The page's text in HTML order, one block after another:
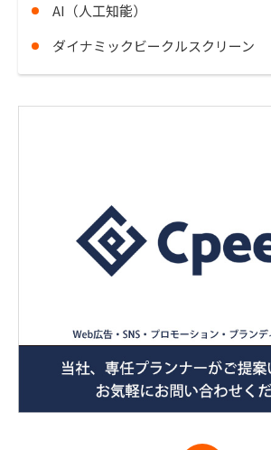
AI（人工知能）
ダイナミックビークルスクリーン